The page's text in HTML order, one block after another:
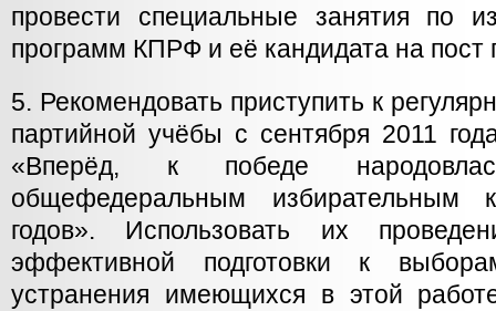
провести специальные занятия по
программ КПРФ и её кандидата на пост
5. Рекомендовать приступить к
партийной учёбы с сентября 2011
«Вперёд, к победе
общефедеральным избирательным
годов». Использовать их
эффективной подготовки к
устранения имеющихся в этой